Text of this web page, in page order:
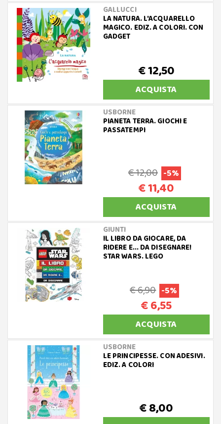
GALLUCCI
LA NATURA. L'ACQUARELLO
MAGICO. EDIZ. A COLORI. CON
GADGET
€ 12,50
ACQUISTA
USBORNE
PIANETA TERRA. GIOCHI E
PASSATEMPI
€ 12,00 -5%
€ 11,40
ACQUISTA
GIUNTI
IL LIBRO DA GIOCARE, DA
RIDERE E... DA DISEGNARE!
STAR WARS. LEGO
€ 6,90 -5%
€ 6,55
ACQUISTA
USBORNE
LE PRINCIPESSE. CON ADESIVI.
EDIZ. A COLORI
€ 8,00